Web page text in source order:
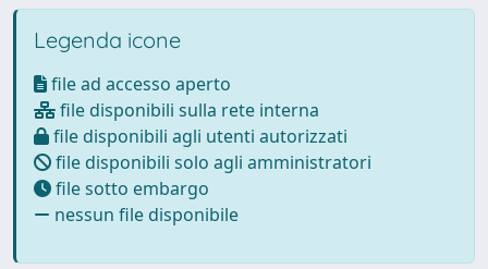
Legenda icone
file ad accesso aperto
file disponibili sulla rete interna
file disponibili agli utenti autorizzati
file disponibili solo agli amministratori
file sotto embargo
nessun file disponibile